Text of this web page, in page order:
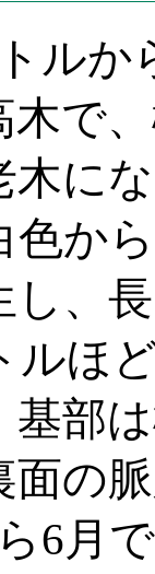
ルか
木で
木に
色か
し、
ルほ
基部
面の
6月